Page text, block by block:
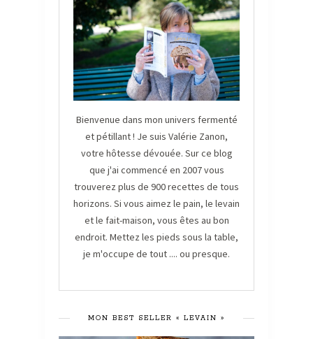
Bienvenue dans mon univers fermenté
et pétillant ! Je suis Valérie Zanon,
votre hôtesse dévouée. Sur ce blog
que j'ai commencé en 2007 vous
trouverez plus de 900 recettes de tous
horizons. Si vous aimez le pain, le levain
et le fait-maison, vous êtes au bon
endroit. Mettez les pieds sous la table,
je m'occupe de tout .... ou presque.
MON BEST SELLER « LEVAIN »